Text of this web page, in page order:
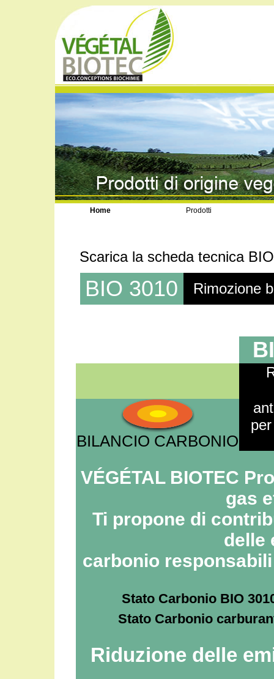
Home Prodotti
Scarica la scheda tecnica
BIO 3010 Rimozione
BILANCIO CARBONIO
VÉGÉTAL BIOTEC
gas
Ti propone di
delle
carbonio
Stato Carbonio BIO
Stato Carbonio
Riduzione delle